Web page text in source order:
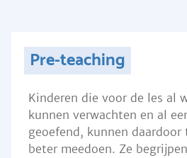
Pre-teaching
Kinderen die voor de les al
kunnen verwachten en al
geoefend, kunnen daardoor
beter meedoen. Ze